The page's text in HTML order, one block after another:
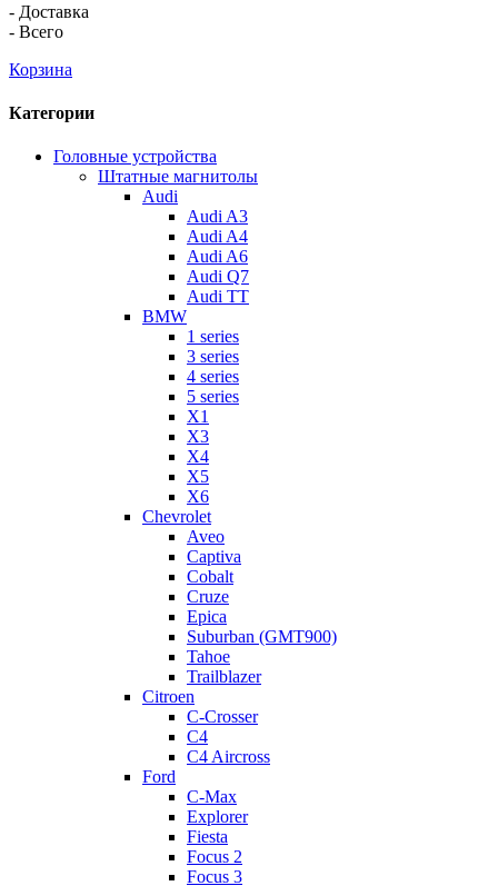
- Доставка
- Всего
Корзина
Категории
Головные устройства
Штатные магнитолы
Audi
Audi A3
Audi A4
Audi A6
Audi Q7
Audi TT
BMW
1 series
3 series
4 series
5 series
X1
X3
X4
X5
X6
Chevrolet
Aveo
Captiva
Cobalt
Cruze
Epica
Suburban (GMT900)
Tahoe
Trailblazer
Citroen
C-Crosser
C4
C4 Aircross
Ford
C-Max
Explorer
Fiesta
Focus 2
Focus 3